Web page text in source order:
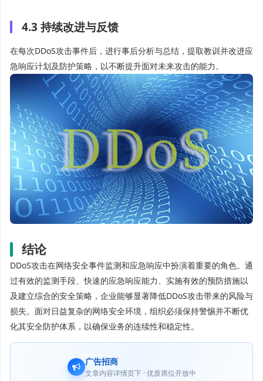
4.3 持续改进与反馈
在每次DDoS攻击事件后，进行事后分析与总结，提取教训并改进应
急响应计划及防护策略，以不断提升面对未来攻击的能力。
结论
DDoS攻击在网络安全事件监测和应急响应中扮演着重要的角色。通
过有效的监测手段、快速的应急响应能力、实施有效的预防措施以
及建立综合的安全策略，企业能够显著降低DDoS攻击带来的风险与
损失。面对日益复杂的网络安全环境，组织必须保持警惕并不断优
化其安全防护体系，以确保业务的连续性和稳定性。
广告招商
文章内容详情页下 · 优质席位开放中